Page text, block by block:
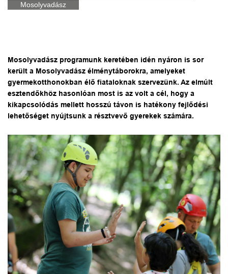
Mosolyvadász
Mosolyvadász programunk keretében idén nyáron is sor
került a Mosolyvadász élménytáborokra, amelyeket
gyermekotthonokban élő fiataloknak szervezünk. Az elmúlt
esztendőkhöz hasonlóan most is az volt a cél, hogy a
kikapcsolódás mellett hosszú távon is hatékony fejlődési
lehetőséget nyújtsunk a résztvevő gyerekek számára.